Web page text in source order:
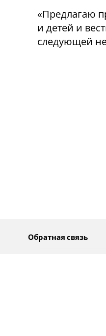
«Предлагаю
и детей и
следующей
Обратная связь